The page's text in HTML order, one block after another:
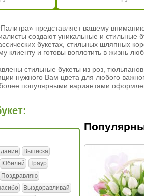
представляет вашему
создают уникальные и стильные
букетах, стильных шляпных
клиенту и готовы воплотить в жизнь
стильные букеты из роз,
нужного Вам цвета для любого
популярными вариантами
Выписка
Юбилей
Траур
Поздравляю
Выздоравливай